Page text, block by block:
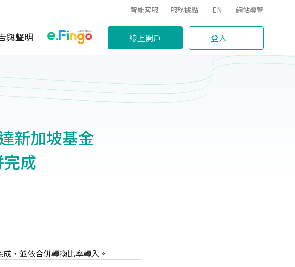
智能客服 服務據點 EN 網站導覽
與聲明 線上開戶 登入
新加坡基金
成
，並依合併轉換比率轉入。